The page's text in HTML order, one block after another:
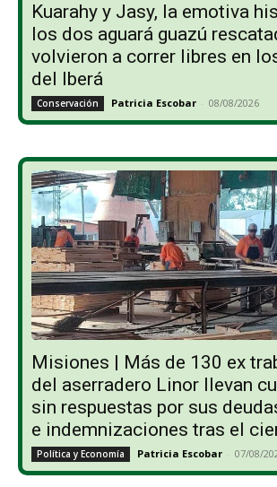
Kuarahy y Jasy, la emotiva
los dos aguará guazú
volvieron a correr libres en
del Iberá
Conservación Patricia Escobar - 08/08/2026
Misiones | Más de 130 ex
del aserradero Linor llevan
sin respuestas por sus
e indemnizaciones tras el
Política y Economía Patricia Escobar - 07/08/